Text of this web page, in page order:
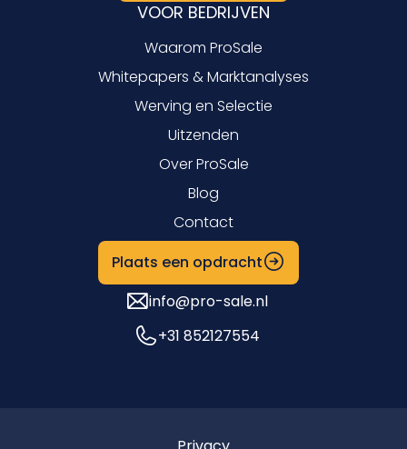
VOOR BEDRIJVEN
Waarom ProSale
Whitepapers & Marktanalyses
Werving en Selectie
Uitzenden
Over ProSale
Blog
Contact
Plaats een opdracht
info@pro-sale.nl
+31 852127554